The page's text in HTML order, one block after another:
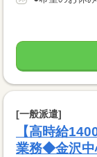
[一般派遣]
【高時給
業務◆金沢中